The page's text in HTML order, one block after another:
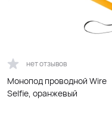
нет отзывов
Монопод проводной Wire
Selfie, оранжевый